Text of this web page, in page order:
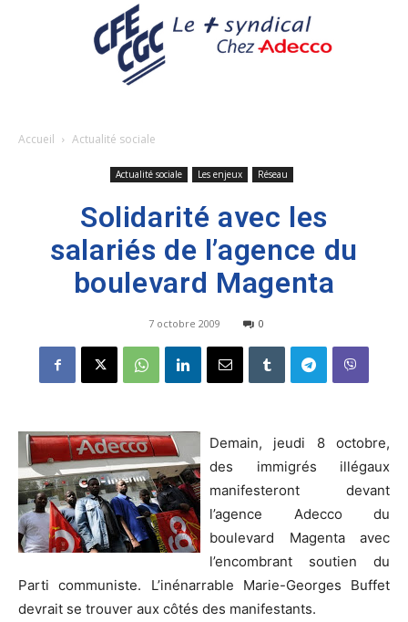
Accueil Actualité sociale
Actualité sociale Les enjeux Réseau
Solidarité avec les
salariés de l’agence du
boulevard Magenta
7 octobre 2009 0
Demain, jeudi 8 octobre,
des immigrés illégaux
manifesteront devant
l’agence Adecco du
boulevard Magenta avec
l’encombrant soutien du
Parti communiste. L’inénarrable Marie-Georges Buffet
devrait se trouver aux côtés des manifestants.